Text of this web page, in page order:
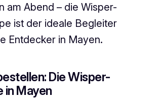
am Abend – die Wisper-
ist der ideale Begleiter
Entdecker in Mayen.
Die Wisper-
in Mayen